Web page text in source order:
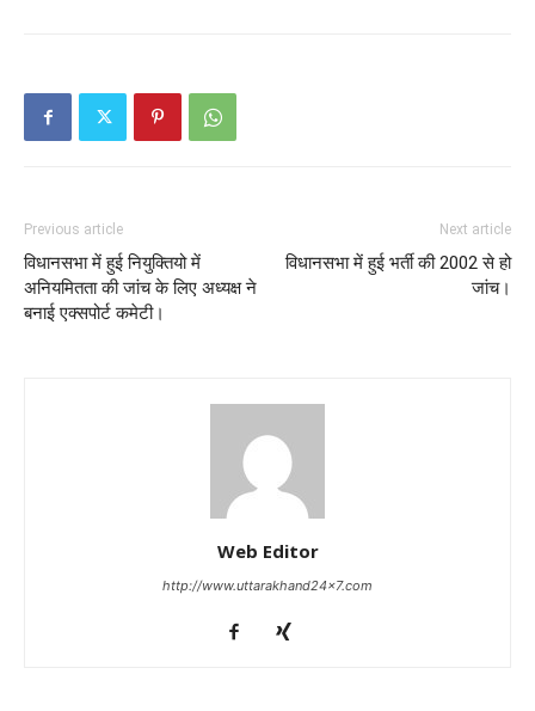
Previous article
विधानसभा में हुई नियुक्तियो में
अनियमितता की जांच के लिए अध्यक्ष ने
बनाई एक्सपोर्ट कमेटी।
Next article
विधानसभा में हुई भर्ती की 2002 से हो
जांच।
Web Editor
http://www.uttarakhand24x7.com